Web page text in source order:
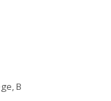
B